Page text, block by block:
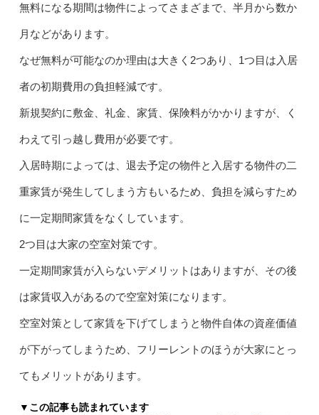
無料になる期間は物件によってさまざまで、半月から数か
月などがあります。
なぜ無料が可能なのか理由は大きく2つあり、1つ目は入居
者の初期費用の負担軽減です。
新規契約に敷金、礼金、家賃、保険料がかかりますが、く
わえて引っ越し費用が必要です。
入居時期によっては、退去予定の物件と入居する物件の二
重家賃が発生してしまう方もいるため、負担を減らすため
に一定期間家賃をなくしています。
2つ目は大家の空室対策です。
一定期間家賃が入らないデメリットはありますが、その後
は家賃収入があるので空室対策になります。
空室対策として家賃を下げてしまうと物件自体の資産価値
が下がってしまうため、フリーレントのほうが大家にとっ
てもメリットがあります。
▼この記事も読まれています